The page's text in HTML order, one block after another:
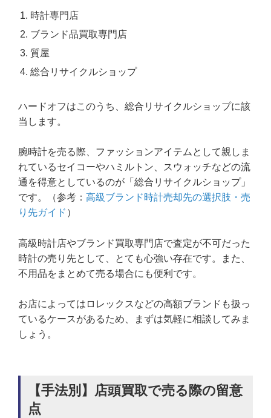
時計専門店
ブランド品買取専門店
質屋
総合リサイクルショップ
ハードオフはこのうち、総合リサイクルショップに該
当します。
腕時計を売る際、ファッションアイテムとして親しま
れているセイコーやハミルトン、スウォッチなどの流
通を得意としているのが「総合リサイクルショップ」
です。（参考： 高級ブランド時計売却先の選択肢・売
り先ガイド ）
高級時計店やブランド買取専門店で査定が不可だった
時計の売り先として、とても心強い存在です。また、
不用品をまとめて売る場合にも便利です。
お店によってはロレックスなどの高額ブランドも扱っ
ているケースがあるため、まずは気軽に相談してみま
しょう。
【手法別】店頭買取で売る際の留意
点